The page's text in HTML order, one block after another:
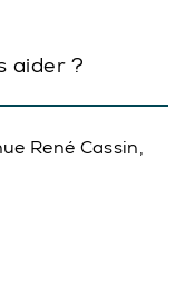
aider ?
René Cassin,